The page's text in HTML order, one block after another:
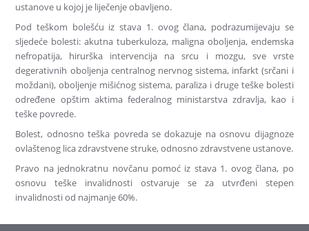
ustanove u kojoj je liječenje obavljeno.
Pod teškom bolešću iz stava 1. ovog člana, podrazumijevaju se
sljedeće bolesti: akutna tuberkuloza, maligna oboljenja, endemska
nefropatija, hirurška intervencija na srcu i mozgu, sve vrste
degerativnih oboljenja centralnog nervnog sistema, infarkt (srčani i
moždani), oboljenje mišićnog sistema, paraliza i druge teške bolesti
određene opštim aktima federalnog ministarstva zdravlja, kao i
teške povrede.
Bolest, odnosno teška povreda se dokazuje na osnovu dijagnoze
ovlaštenog lica zdravstvene struke, odnosno zdravstvene ustanove.
Pravo na jednokratnu novčanu pomoć iz stava 1. ovog člana, po
osnovu teške invalidnosti ostvaruje se za utvrđeni stepen
invalidnosti od najmanje 60%.